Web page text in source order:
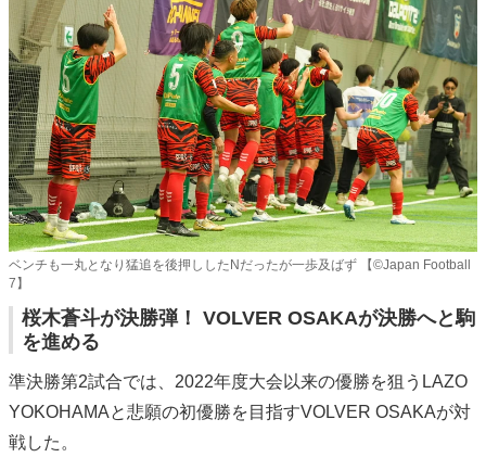
ベンチも一丸となり猛追を後押ししたNだったが一歩及ばず 【©️Japan Football
7】
桜木蒼斗が決勝弾！ VOLVER OSAKAが決勝へと駒
を進める
準決勝第2試合では、2022年度大会以来の優勝を狙うLAZO
YOKOHAMAと悲願の初優勝を目指すVOLVER OSAKAが対
戦した。